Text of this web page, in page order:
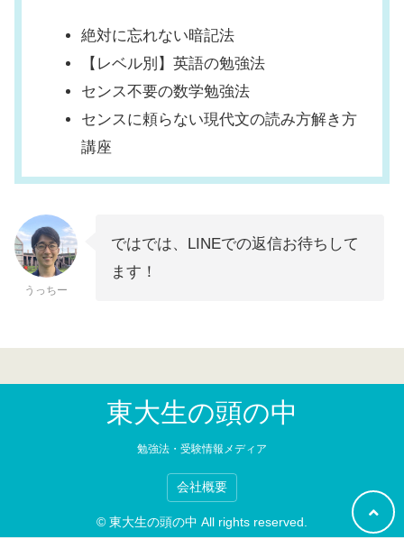
絶対に忘れない暗記法
【レベル別】英語の勉強法
センス不要の数学勉強法
センスに頼らない現代文の読み方解き方
講座
うっちー
ではでは、LINEでの返信お待ちして
ます！
東大生の頭の中
勉強法・受験情報メディア
会社概要
© 東大生の頭の中 All rights reserved.